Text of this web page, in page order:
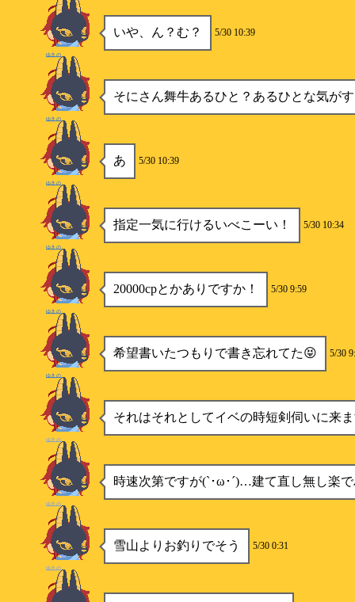
いや、ん？む？ 5/30 10:39
ゆきの
そにさん舞牛あるひと？あるひとな気が
ゆきの
あ 5/30 10:39
ゆきの
指定一気に行けるいべこーい！ 5/30 10:34
ゆきの
20000cpとかありですか！ 5/30 9:59
ゆきの
希望書いたつもりで書き忘れてた😝 5/30
ゆきの
それはそれとしてイベの時短剣伺いに来
ゆきの
時速次第ですが(`･ω･´)…建て直し無し楽
ゆきの
雪山よりお釣りでそう 5/30 0:31
ゆきの